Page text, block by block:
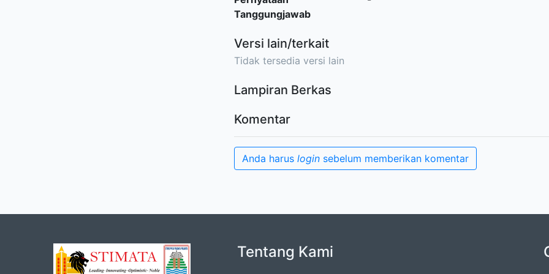
Tanggungjawab
Versi lain/terkait
Tidak tersedia versi lain
Lampiran Berkas
Komentar
Anda harus login sebelum memberikan komentar
Tentang Kami